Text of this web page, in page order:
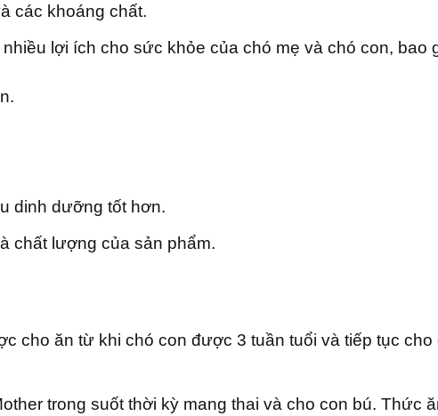
các khoáng chất.
lợi ích cho sức khỏe của chó mẹ và chó con, bao
dinh dưỡng tốt hơn.
chất lượng của sản phẩm.
cho ăn từ khi chó con được 3 tuần tuổi và tiếp tục cho
trong suốt thời kỳ mang thai và cho con bú. Thức